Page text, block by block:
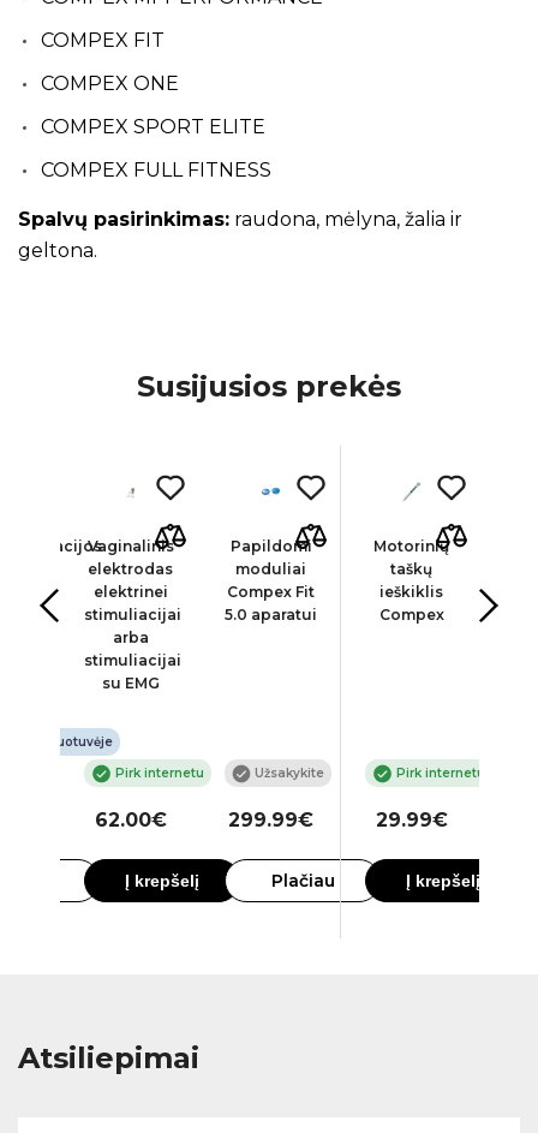
COMPEX FIT
COMPEX ONE
COMPEX SPORT ELITE
COMPEX FULL FITNESS
Spalvų pasirinkimas: raudona, mėlyna, žalia ir
geltona.
Susijusios prekės
parduotuvėje
Vaginalinis
elektrodas
elektrinei
stimuliacijai
arba
stimuliacijai
su EMG
Pirk internetu
62.00€
Į krepšelį
Papildomi
moduliai
Compex Fit
5.0 aparatui
Užsakykite
299.99€
Plačiau
Motorinių
taškų
ieškiklis
Compex
Pirk internetu
29.99€
Į krepšelį
Atsiliepimai